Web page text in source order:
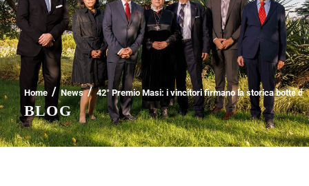
Home / News / 42° Premio Masi: i vincitori firmano la storica botte di
BLOG